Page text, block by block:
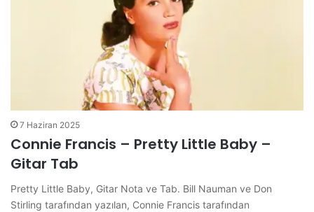
7 Haziran 2025
Connie Francis – Pretty Little Baby –
Gitar Tab
Pretty Little Baby, Gitar Nota ve Tab. Bill Nauman ve Don
Stirling tarafından yazılan, Connie Francis tarafından